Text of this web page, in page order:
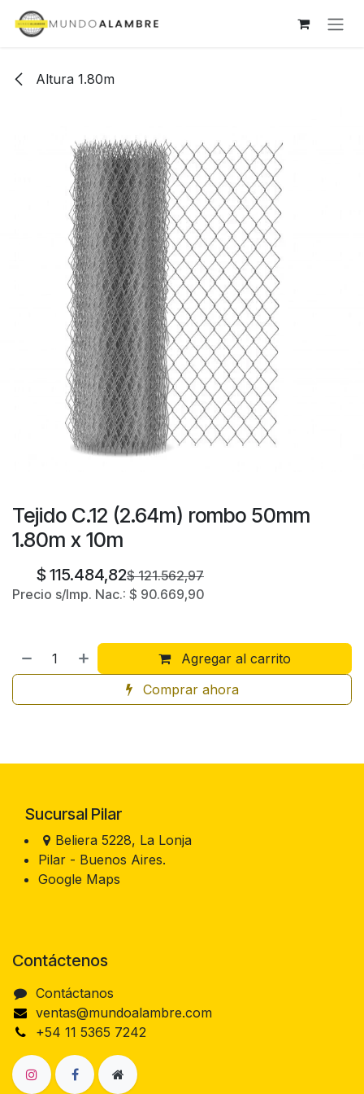
Ir al contenido
Altura 1.80m
Tejido C.12 (2.64m) rombo 50mm
1.80m x 10m
$ 115.484,82$121.562,97
Precio s/Imp. Nac.: $ 90.669,90
Agregar al carrito
Comprar ahora
Sucursal Pilar
Beliera 5228, La Lonja
Pilar - Buenos Aires.
Google Maps
Contáctenos
Contáctanos
ventas@mundoalambre.com
+54 11 5365 7242